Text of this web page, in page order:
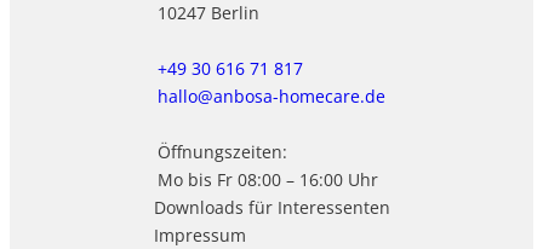
10247 Berlin
+49 30 616 71 817
hallo@anbosa-homecare.de
Öffnungszeiten:
Mo bis Fr 08:00 – 16:00 Uhr
Downloads für Interessenten
Impressum